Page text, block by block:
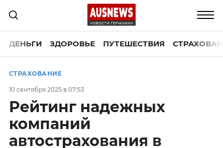
ДЕНЬГИ ЗДОРОВЬЕ ПУТЕШЕСТВИЯ
СТРАХОВАНИЕ
10 сентября 2025 в 07:53
Рейтинг надежных
компаний
автострахования в